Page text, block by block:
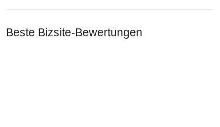
Beste Bizsite-Bewertungen